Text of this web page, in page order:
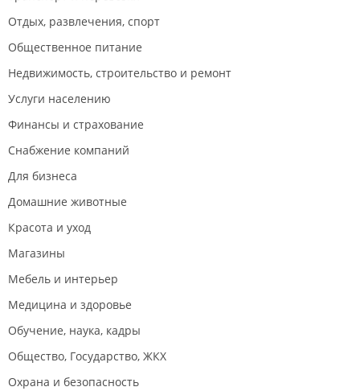
Отдых, развлечения, спорт
Общественное питание
Недвижимость, строительство и ремонт
Услуги населению
Финансы и страхование
Снабжение компаний
Для бизнеса
Домашние животные
Красота и уход
Магазины
Мебель и интерьер
Медицина и здоровье
Обучение, наука, кадры
Общество, Государство, ЖКХ
Охрана и безопасность